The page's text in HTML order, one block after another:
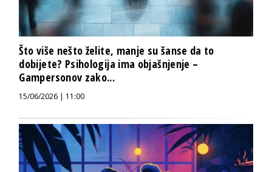
Što više nešto želite, manje su šanse da to
dobijete? Psihologija ima objašnjenje –
Gampersonov zako...
15/06/2026 | 11:00